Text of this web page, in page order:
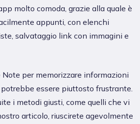
molto comoda, grazie alla quale è
appunti, con elenchi
salvataggio link con immagini e
per memorizzare informazioni
essere piuttosto frustrante.
i metodi giusti, come quelli che vi
articolo, riuscirete agevolmente